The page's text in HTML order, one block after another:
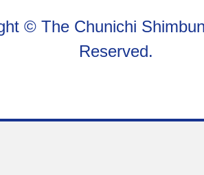
© The Chunichi
Reserved.